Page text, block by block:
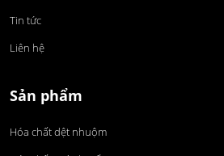
Tin tức
Liên hệ
Sản phẩm
Hóa chất dệt nhuộm